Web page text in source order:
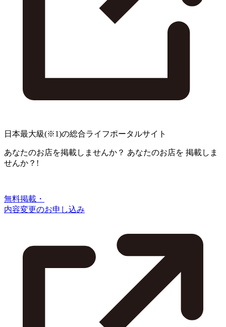
日本最大級(※1)の総合ライフポータルサイト
あなたのお店を掲載しませんか？ あなたのお店を 掲載しま
せんか？!
無料掲載・
内容変更のお申し込み